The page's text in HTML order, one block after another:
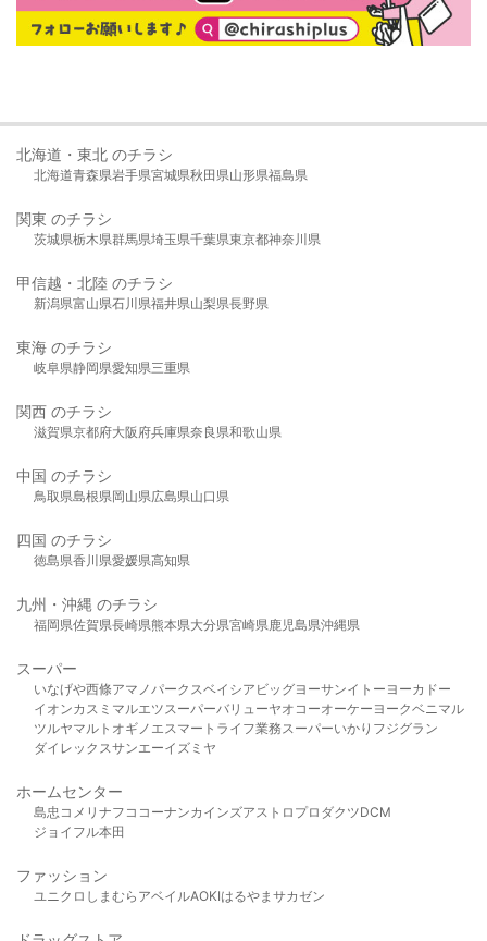
北海道・東北 のチラシ
北海道青森県岩手県宮城県秋田県山形県福島県
関東 のチラシ
茨城県栃木県群馬県埼玉県千葉県東京都神奈川県
甲信越・北陸 のチラシ
新潟県富山県石川県福井県山梨県長野県
東海 のチラシ
岐阜県静岡県愛知県三重県
関西 のチラシ
滋賀県京都府大阪府兵庫県奈良県和歌山県
中国 のチラシ
鳥取県島根県岡山県広島県山口県
四国 のチラシ
徳島県香川県愛媛県高知県
九州・沖縄 のチラシ
福岡県佐賀県長崎県熊本県大分県宮崎県鹿児島県沖縄県
スーパー
いなげや西條アマノパークスベイシア ビッグヨーサンイトーヨーカドー
イオンカスミ マルエツスーパーバリューヤオコーオーケー ヨークベニマル
ツルヤマルト オギノ エスマート ライフ業務スーパーいかり フジグラン
ダイレックスサンエーイズミヤ
ホームセンター
島忠 コメリ ナフコ コーナンカインズアストロプロダクツDCM
ジョイフル本田
ファッション
ユニクロ しまむら アベイルAOKIはるやま サカゼン